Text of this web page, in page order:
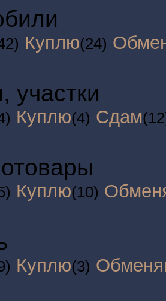
Куплю(24)
участки
Куплю(4) Сдам
Куплю(10)
Куплю(3)